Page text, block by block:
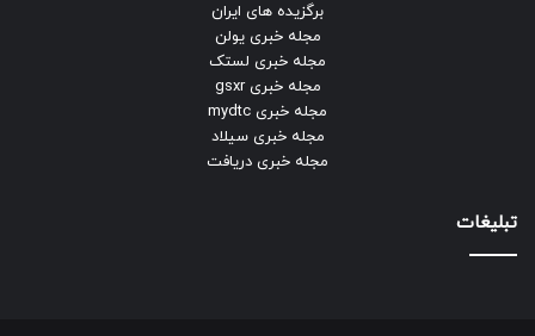
برگزیده های ایران
مجله خبری یولن
مجله خبری لستک
مجله خبری gsxr
مجله خبری mydtc
مجله خبری سیلاد
مجله خبری دریافت
تبلیغات